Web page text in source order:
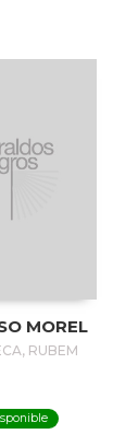
MOREL
RUBEM